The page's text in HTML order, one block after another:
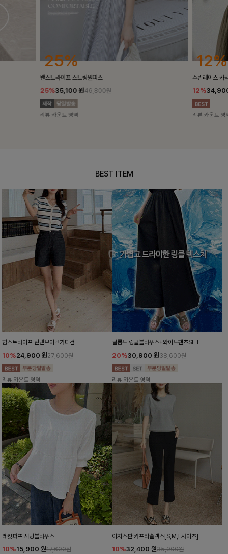
12%
쥬린레이스 카라블라우스
12%34,900원39,600원
리뷰 카운트 영역
16%
[No.1썸머큐롯
16%
리뷰 카운트 영
BEST ITEM
함스트라이프 린넨브이넥가디건
10%24,900 원27,600원
리뷰 카운트 영역
팔롬드 링클블라우스+와이드팬츠SET
20%30,900 원38,600원
리뷰 카운트 영역
레킷퍼프 셔링블라우스
10%15,900 원17,600원
이지스판 카프리슬랙스[S,M,L사이즈]
10%32,400 원35,900원